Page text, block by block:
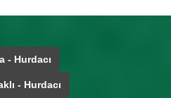
- Hurdacı
- Hurdacı